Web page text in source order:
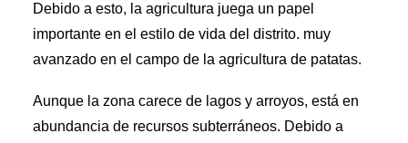
Debido a esto, la agricultura juega un papel
importante en el estilo de vida del distrito. muy
avanzado en el campo de la agricultura de patatas.
Aunque la zona carece de lagos y arroyos, está en
abundancia de recursos subterráneos. Debido a